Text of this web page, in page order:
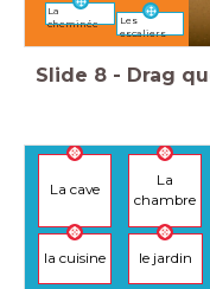
Les
escaliers
La
cheminée
Slide 8 - Drag
La cave
La
chambre
la cuisine le jardin